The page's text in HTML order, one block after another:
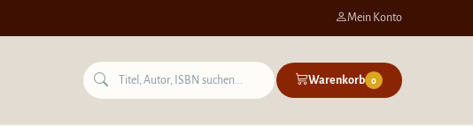
Mein Konto
Warenkorb 0